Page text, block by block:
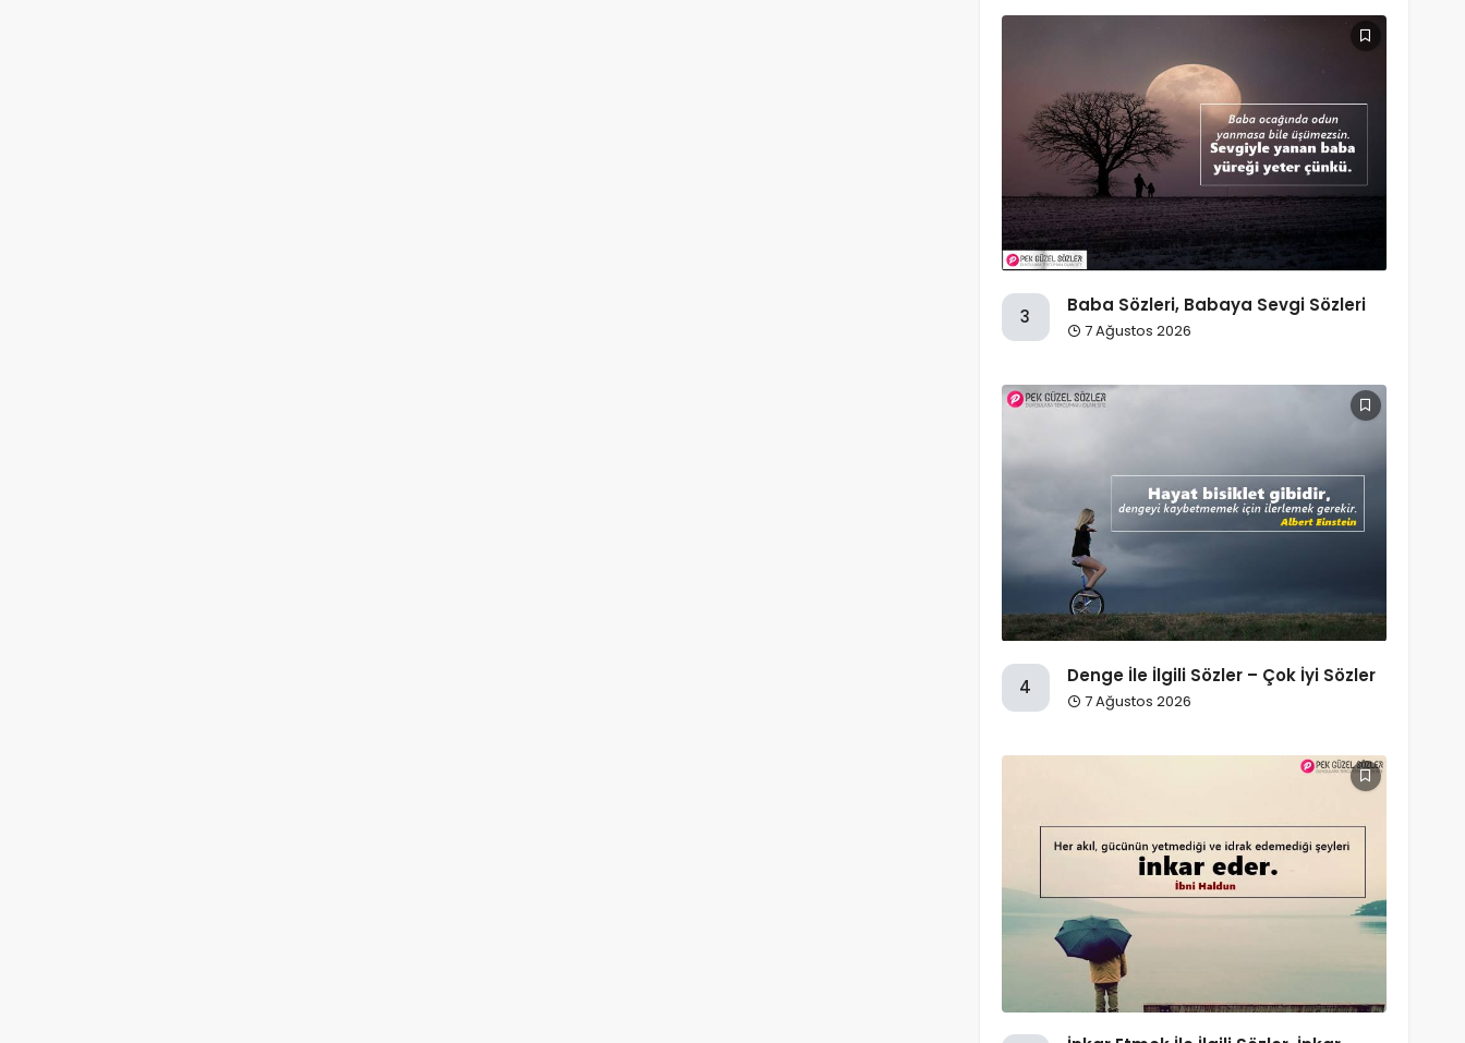
3
Baba Sözleri, Babaya Sevgi Sözleri
7 Ağustos 2026
4
Denge İle İlgili Sözler – Çok İyi Sözler
7 Ağustos 2026